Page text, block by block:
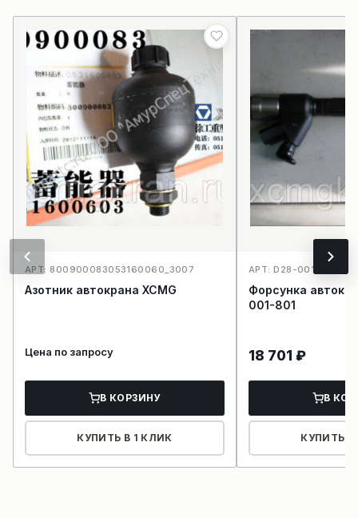
АРТ: 800900083053160060_3007
Азотник автокрана XCMG
Цена по запросу
В КОРЗИНУ
КУПИТЬ В 1 КЛИК
АРТ: D28-001-
Форсунка
001-801
18 701 ₽
В
КУПИТЬ В